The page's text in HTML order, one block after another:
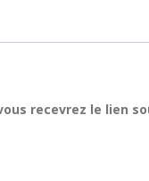
recevrez le lien